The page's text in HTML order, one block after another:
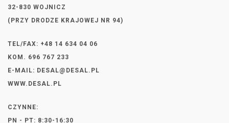
32-830 WOJNICZ
(PRZY DRODZE KRAJOWEJ NR 94)
TEL/FAX: +48 14 634 04 06
KOM. 696 767 233
E-MAIL: DESAL@DESAL.PL
WWW.DESAL.PL
CZYNNE:
PN - PT: 8:30-16:30